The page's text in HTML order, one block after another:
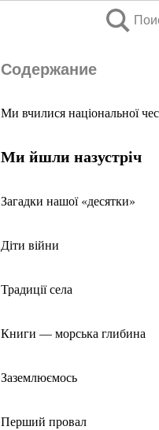
Содержание
Ми вчилися національної
Ми йшли назустріч
Загадки нашої «десятки»
Діти війни
Традиції села
Книги — морська глибина
Заземлюємось
Перший провал